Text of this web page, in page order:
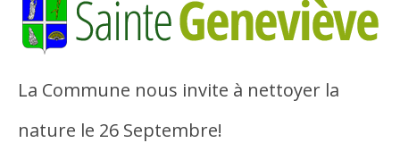
La Commune nous invite à nettoyer la
nature le 26 Septembre!